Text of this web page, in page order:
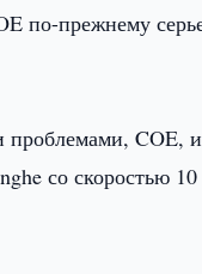
по-прежнему
COE,
со скоростью